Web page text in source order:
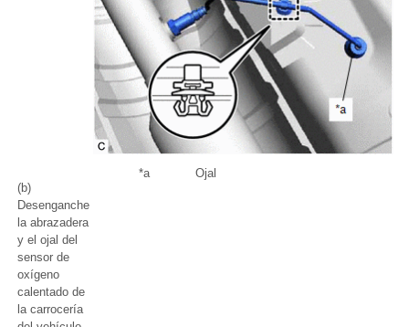
(b)
Desenganche
la abrazadera
y el ojal del
sensor de
oxígeno
calentado de
la carrocería
*a Ojal